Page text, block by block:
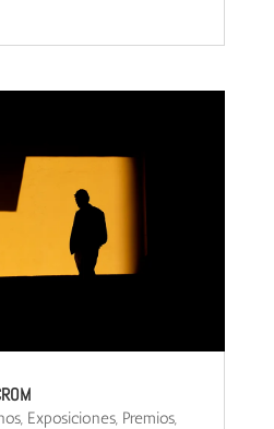
, Exposiciones, Premios,